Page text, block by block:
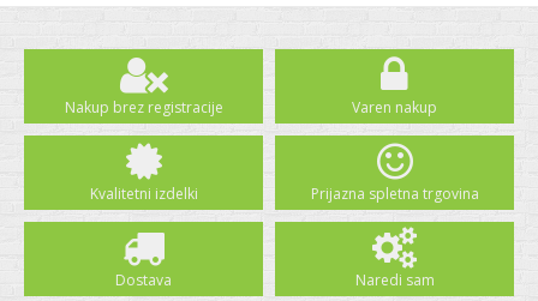
Nakup brez registracije Varen nakup
Kvalitetni izdelki Prijazna spletna trgovina
Dostava Naredi sam